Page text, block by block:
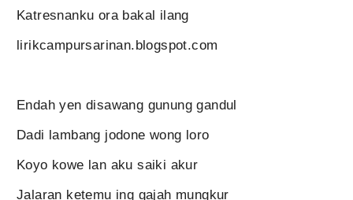
Katresnanku ora bakal ilang
lirikcampursarinan.blogspot.com
Endah yen disawang gunung gandul
Dadi lambang jodone wong loro
Koyo kowe lan aku saiki akur
Jalaran ketemu ing gajah mungkur